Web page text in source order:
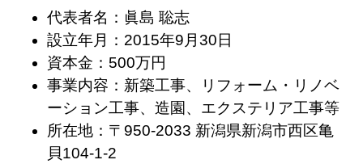
代表者名：眞島 聡志
設立年月：2015年9月30日
資本金：500万円
事業内容：新築工事、リフォーム・リノベ
ーション工事、造園、エクステリア工事等
所在地：〒950-2033 新潟県新潟市西区亀
貝104-1-2